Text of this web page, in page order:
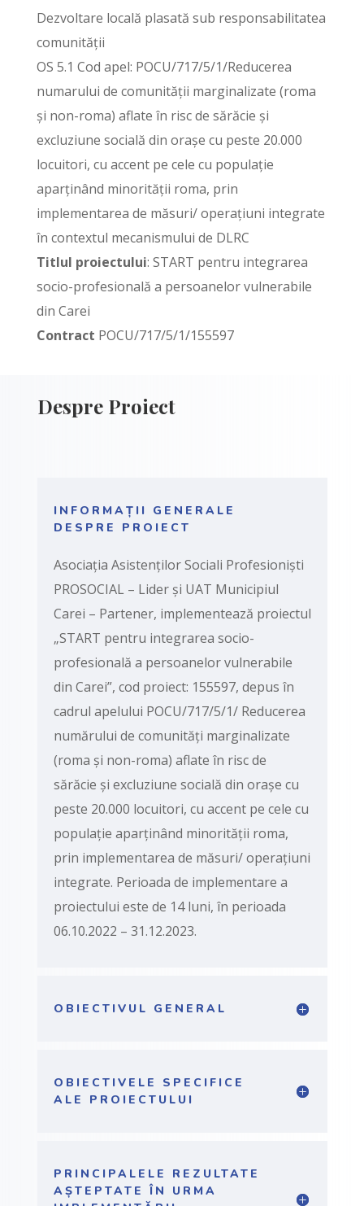
Dezvoltare locală plasată sub responsabilitatea
comunității
OS 5.1 Cod apel: POCU/717/5/1/Reducerea
numarului de comunității marginalizate (roma
și non-roma) aflate în risc de sărăcie și
excluziune socială din orașe cu peste 20.000
locuitori, cu accent pe cele cu populație
aparținând minorității roma, prin
implementarea de măsuri/ operațiuni integrate
în contextul mecanismului de DLRC
Titlul proiectului: START pentru integrarea
socio-profesională a persoanelor vulnerabile
din Carei
Contract POCU/717/5/1/155597
Despre Proiect
INFORMAȚII GENERALE
DESPRE PROIECT
Asociația Asistenților Sociali Profesioniști
PROSOCIAL – Lider și UAT Municipiul
Carei – Partener, implementează proiectul
„START pentru integrarea socio-
profesională a persoanelor vulnerabile
din Carei”, cod proiect: 155597, depus în
cadrul apelului POCU/717/5/1/ Reducerea
numărului de comunități marginalizate
(roma și non-roma) aflate în risc de
sărăcie și excluziune socială din orașe cu
peste 20.000 locuitori, cu accent pe cele cu
populație aparținând minorității roma,
prin implementarea de măsuri/ operațiuni
integrate. Perioada de implementare a
proiectului este de 14 luni, în perioada
06.10.2022 – 31.12.2023.
OBIECTIVUL GENERAL
OBIECTIVELE SPECIFICE
ALE PROIECTULUI
PRINCIPALELE REZULTATE
AȘTEPTATE ÎN URMA